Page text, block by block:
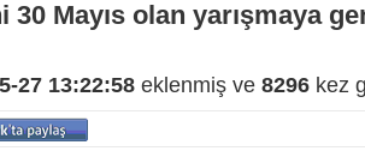
30 Mayıs olan yarışmaya
27 13:22:58 eklenmiş ve 8296 kez